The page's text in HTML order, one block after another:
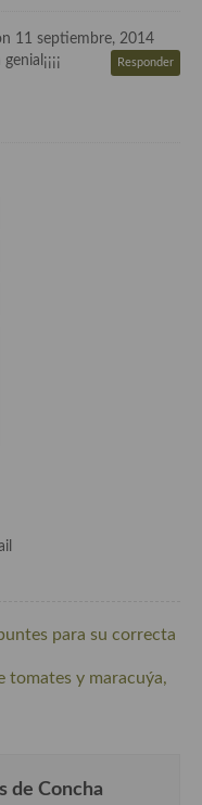
11 septiembre, 2014
Responder
para su correcta
tomates y maracuýa,
de Concha